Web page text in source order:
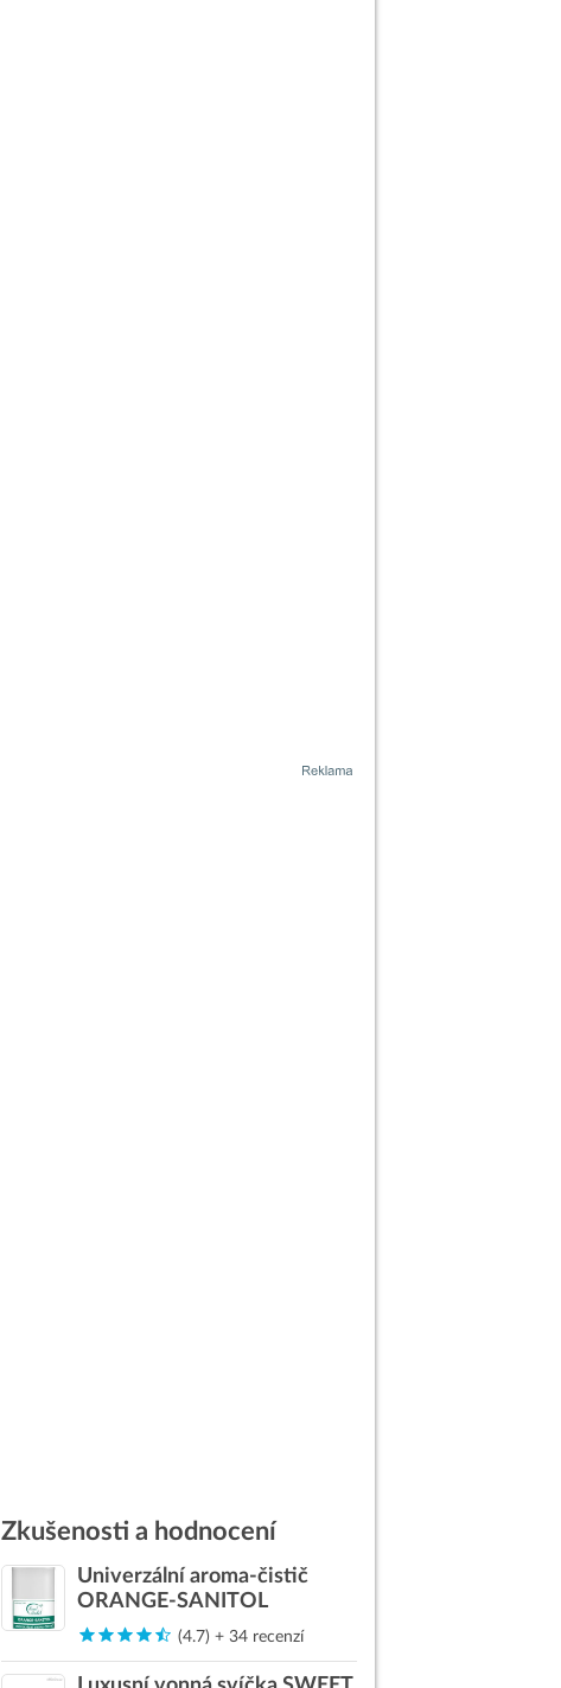
Zkušenosti a hodnocení
Univerzální aroma-čistič
ORANGE-SANITOL
(4.7) + 34 recenzí